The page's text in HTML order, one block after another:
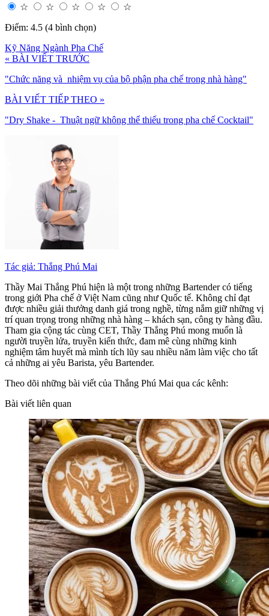
☆ ☆ ☆ ☆
☆
Điểm: 4.5 (4 bình chọn)
Kỹ Năng Ngành Pha Chế
« BÀI VIẾT TRƯỚC
"Chức năng và nhiệm vụ của bộ phận pha chế trong nhà hàng"
BÀI VIẾT TIẾP THEO »
"Dry Shake - Thuật ngữ không thể thiếu trong pha chế Cocktail"
Tác giả: Thắng Phú Mai
Thầy Mai Thắng Phú hiện là một trong những Bartender có tiếng
trong giới Pha chế ở Việt Nam cũng như Quốc tế. Không chỉ đạt
được nhiều giải thưởng danh giá trong nghề, từng nắm giữ những vị
trí quan trọng trong những nhà hàng – khách sạn, công ty hàng đầu.
Tham gia cộng tác cùng CET, Thầy Thắng Phú mong muốn là
người truyền lửa, truyền kiến thức, đam mê cùng những kinh
nghiệm tâm huyết mà mình tích lũy sau nhiều năm làm việc cho tất
cả những ai yêu Barista, yêu Bartender.
Theo dõi những bài viết của Thắng Phú Mai qua các kênh:
Bài viết liên quan